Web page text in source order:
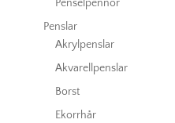
Penselpennor
Penslar
Akrylpenslar
Akvarellpenslar
Borst
Ekorrhår